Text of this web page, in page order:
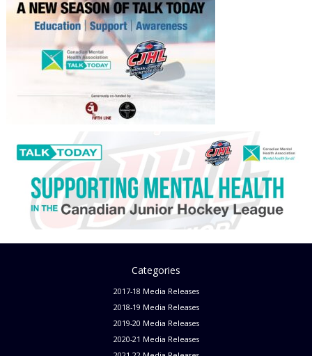
Categories
2017-18 Media Releases
2018-19 Media Releases
2019-20 Media Releases
2020-21 Media Releases